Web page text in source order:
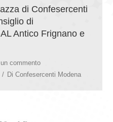
di Confesercenti
di
Antico Frignano e
commento
Di Confesercenti Modena